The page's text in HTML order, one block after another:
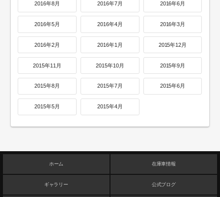
2016年8月 2016年7月 2016年6月
2016年5月 2016年4月 2016年3月
2016年2月 2016年1月 2015年12月
2015年11月 2015年10月 2015年9月
2015年8月 2015年7月 2015年6月
2015年5月 2015年4月
ホーム 在庫車情報
ギャラリー 公式ブログ